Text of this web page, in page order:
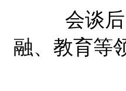
会谈后
融、教育等